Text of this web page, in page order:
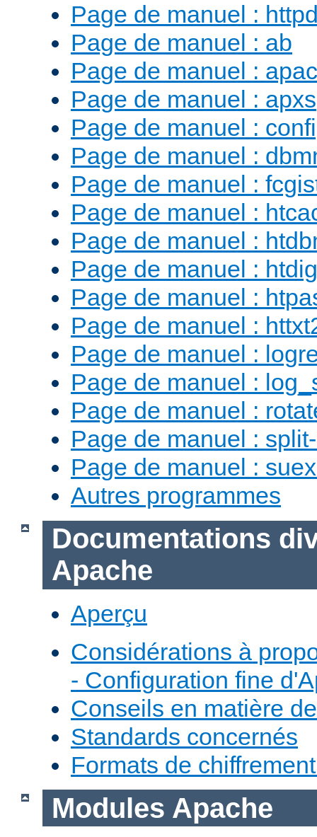
Page de manuel :
Page de manuel : ab
Page de manuel :
Page de manuel : apxs
Page de manuel :
Page de manuel :
Page de manuel :
Page de manuel :
Page de manuel :
Page de manuel :
Page de manuel :
Page de manuel :
Page de manuel :
Page de manuel :
Page de manuel :
Page de manuel :
Page de manuel :
Autres programmes
Documentations
Apache
Aperçu
Considérations à
- Configuration fine
Conseils en matière
Standards concernés
Formats de
Modules Apache